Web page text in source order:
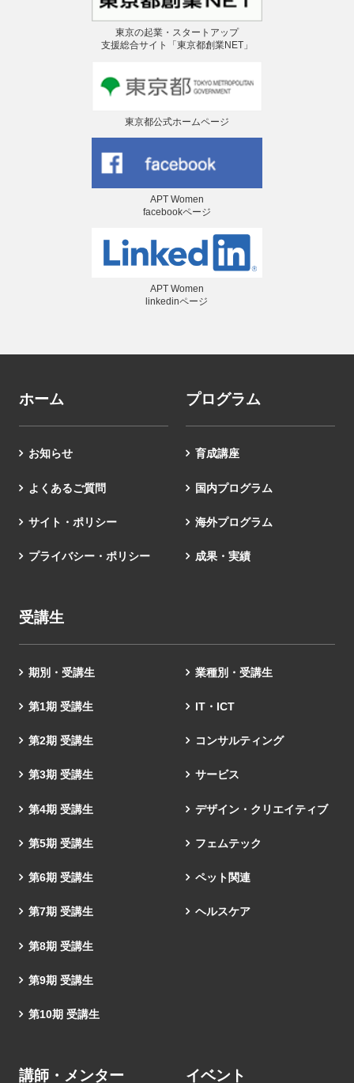
東京の起業・スタートアップ
支援総合サイト「東京都創業NET」
東京都公式ホームページ
APT Women
facebookページ
APT Women
linkedinページ
ホーム
お知らせ
よくあるご質問
サイト・ポリシー
プライバシー・ポリシー
プログラム
育成講座
国内プログラム
海外プログラム
成果・実績
受講生
期別・受講生
第1期 受講生
第2期 受講生
第3期 受講生
第4期 受講生
第5期 受講生
第6期 受講生
第7期 受講生
第8期 受講生
第9期 受講生
第10期 受講生
業種別・受講生
IT・ICT
コンサルティング
サービス
デザイン・クリエイティブ
フェムテック
ペット関連
ヘルスケア
講師・メンター イベント